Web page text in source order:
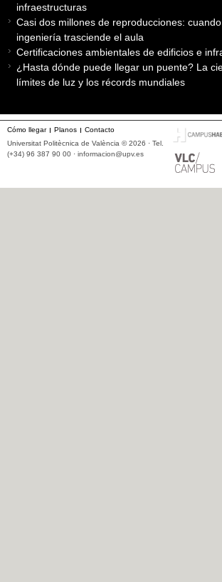
infraestructuras
Casi dos millones de reproducciones:
ingeniería trasciende el aula
Certificaciones ambientales de edificios e
¿Hasta dónde puede llegar un puente? La
límites de luz y los récords mundiales
Cómo llegar Planos
Contacto
Universitat Politècnica de València © 2026 · Tel.
(+34) 96 387 90 00 · informacion@upv.es